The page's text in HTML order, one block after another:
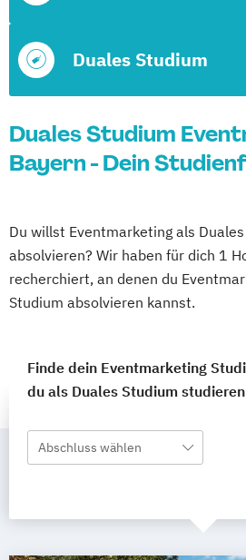
Duales Studium
Duales Studium
Bayern - Dein
Du willst Eventmarketing als
absolvieren? Wir haben für dich 1
recherchiert, an denen du
Studium absolvieren kannst.
Finde dein Eventmarketing
du als Duales Studium
Abschluss wählen